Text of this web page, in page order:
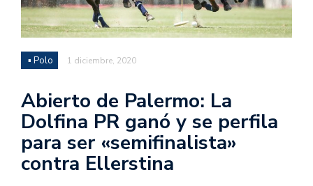
▪ Polo 1 diciembre, 2020
Abierto de Palermo: La
Dolfina PR ganó y se perfila
para ser «semifinalista»
contra Ellerstina